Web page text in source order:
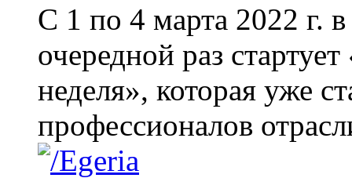
С 1 по 4 марта 2022
очередной раз
неделя», которая уже
профессионалов